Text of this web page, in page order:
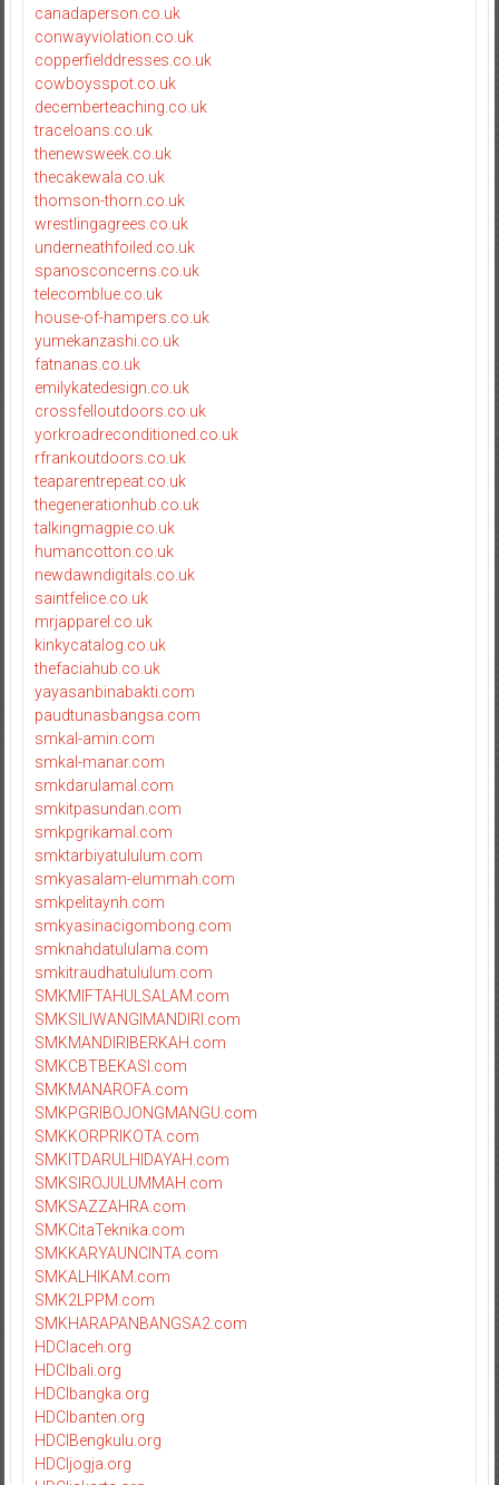
canadaperson.co.uk
conwayviolation.co.uk
copperfielddresses.co.uk
cowboysspot.co.uk
decemberteaching.co.uk
traceloans.co.uk
thenewsweek.co.uk
thecakewala.co.uk
thomson-thorn.co.uk
wrestlingagrees.co.uk
underneathfoiled.co.uk
spanosconcerns.co.uk
telecomblue.co.uk
house-of-hampers.co.uk
yumekanzashi.co.uk
fatnanas.co.uk
emilykatedesign.co.uk
crossfelloutdoors.co.uk
yorkroadreconditioned.co.uk
rfrankoutdoors.co.uk
teaparentrepeat.co.uk
thegenerationhub.co.uk
talkingmagpie.co.uk
humancotton.co.uk
newdawndigitals.co.uk
saintfelice.co.uk
mrjapparel.co.uk
kinkycatalog.co.uk
thefaciahub.co.uk
yayasanbinabakti.com
paudtunasbangsa.com
smkal-amin.com
smkal-manar.com
smkdarulamal.com
smkitpasundan.com
smkpgrikamal.com
smktarbiyatululum.com
smkyasalam-elummah.com
smkpelitaynh.com
smkyasinacigombong.com
smknahdatululama.com
smkitraudhatululum.com
SMKMIFTAHULSALAM.com
SMKSILIWANGIMANDIRI.com
SMKMANDIRIBERKAH.com
SMKCBTBEKASI.com
SMKMANAROFA.com
SMKPGRIBOJONGMANGU.com
SMKKORPRIKOTA.com
SMKITDARULHIDAYAH.com
SMKSIROJULUMMAH.com
SMKSAZZAHRA.com
SMKCitaTeknika.com
SMKKARYAUNCINTA.com
SMKALHIKAM.com
SMK2LPPM.com
SMKHARAPANBANGSA2.com
HDCIaceh.org
HDCIbali.org
HDCIbangka.org
HDCIbanten.org
HDCIBengkulu.org
HDCIjogja.org